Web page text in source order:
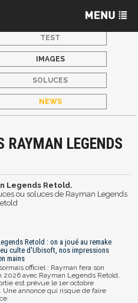
TEST
IMAGES
SOLUCES
NEWS
RAYMAN LEGENDS
Legends Retold.
ou soluces de Rayman Legends
Retold : on a joué au remake
culte d'Ubisoft, nos impressions
mains
officiel : Rayman fera son
2026 avec Rayman Legends Retold,
est prévue le 1er octobre
Une annonce qui risque de faire